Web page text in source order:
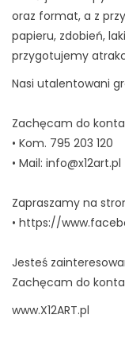
oraz format, a z
papieru, zdobień,
przygotujemy
Nasi utalentowani
Zachęcam do
• Kom. 795 203 120
• Mail: info@x12art.pl
Zapraszamy na
• https://
Jesteś
Zachęcam do
www.X12ART.pl